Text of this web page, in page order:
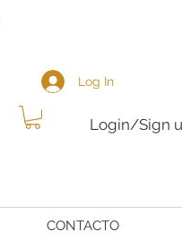
Login/Sign
Log In
CONTACTO